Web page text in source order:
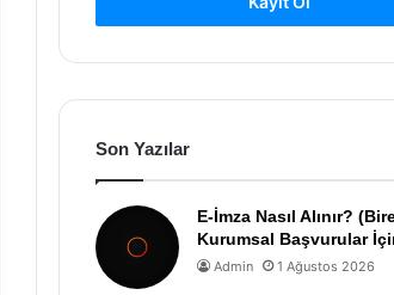
Son Yazılar
E-İmza Nasıl Alınır?
Kurumsal Başvurular
Admin 1 Ağustos 2026